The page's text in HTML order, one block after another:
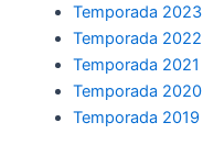
Temporada 2023
Temporada 2022
Temporada 2021
Temporada 2020
Temporada 2019